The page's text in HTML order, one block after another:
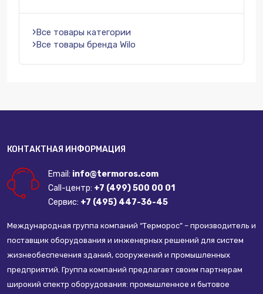
Все товары категории
Все товары бренда Wilo
КОНТАКТНАЯ ИНФОРМАЦИЯ
Email: info@termoros.com
Call-центр: +7 (499) 500 00 01
Сервис: +7 (495) 447-36-45
Международная группа компаний “Терморос” – производитель и
поставщик оборудования и инженерных решений для систем
жизнеобеспечения зданий, сооружений и промышленных
предприятий. Группа компаний предлагает своим партнерам
широкий спектр оборудования: промышленное и бытовое